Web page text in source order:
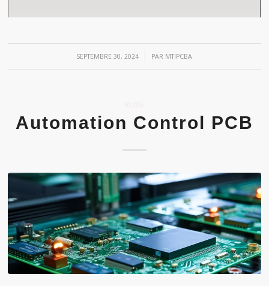
SEPTEMBRE 30, 2024
/ PAR MTIPCBA
Automation Control PCB